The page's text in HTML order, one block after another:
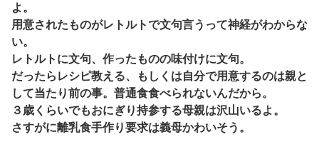
よ。
用意されたものがレトルトで文句言うって神経がわからな
い。
レトルトに文句、作ったものの味付けに文句。
だったらレシピ教える、もしくは自分で用意するのは親と
して当たり前の事。普通食食べられないんだから。
３歳くらいでもおにぎり持参する母親は沢山いるよ。
さすがに離乳食手作り要求は義母かわいそう。